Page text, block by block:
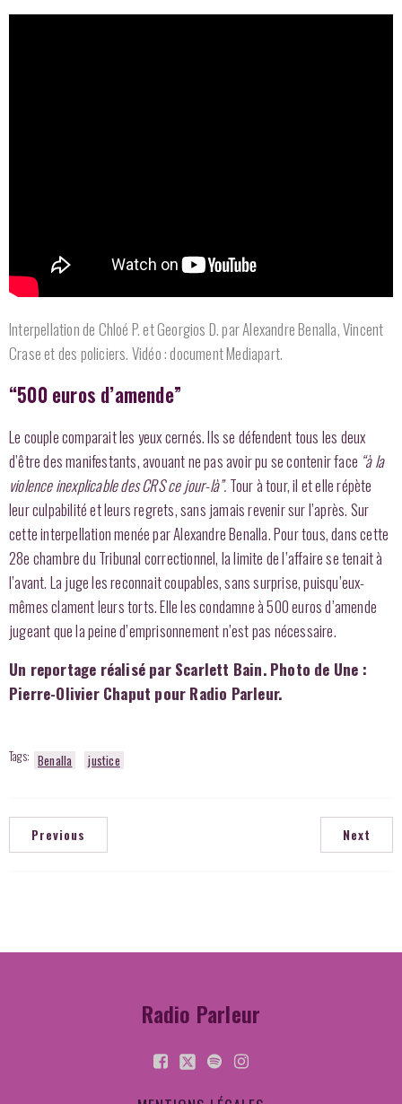
Interpellation de Chloé P. et Georgios D. par Alexandre Benalla, Vincent
Crase et des policiers. Vidéo : document Mediapart.
“500 euros d’amende”
Le couple comparait les yeux cernés. Ils se défendent tous les deux
d’être des manifestants, avouant ne pas avoir pu se contenir face “à la
violence inexplicable des CRS ce jour-là”. Tour à tour, il et elle répète
leur culpabilité et leurs regrets, sans jamais revenir sur l’après. Sur
cette interpellation menée par Alexandre Benalla. Pour tous, dans cette
28e chambre du Tribunal correctionnel, la limite de l’affaire se tenait à
l’avant. La juge les reconnait coupables, sans surprise, puisqu’eux-
mêmes clament leurs torts. Elle les condamne à 500 euros d’amende
jugeant que la peine d’emprisonnement n’est pas nécessaire.
Un reportage réalisé par Scarlett Bain. Photo de Une :
Pierre-Olivier Chaput pour Radio Parleur.
Tags: Benalla justice
Previous Next
Radio Parleur